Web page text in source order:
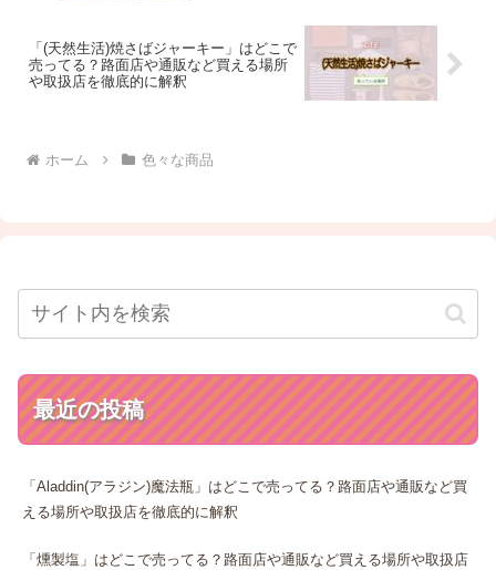
「(天然生活)焼さばジャーキー」はどこで
売ってる？路面店や通販など買える場所
や取扱店を徹底的に解釈
ホーム 色々な商品
最近の投稿
「Aladdin(アラジン)魔法瓶」はどこで売ってる？路面店や通販など買
える場所や取扱店を徹底的に解釈
「燻製塩」はどこで売ってる？路面店や通販など買える場所や取扱店